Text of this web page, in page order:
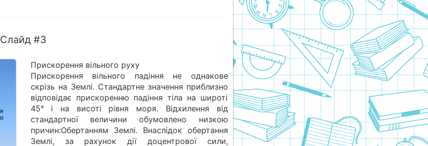
Слайд #3
Прискорення вільного руху
Прискорення вільного падіння не однакове
скрізь на Землі. Стандартне значення приблизно
відповідає прискоренню падіння тіла на широті
45° і на висоті рівня моря. Відхилення від
стандартної величини обумовлено низкою
причин:Обертанням Землі. Внаслідок обертання
Землі, за рахунок дії доцентрової сили,